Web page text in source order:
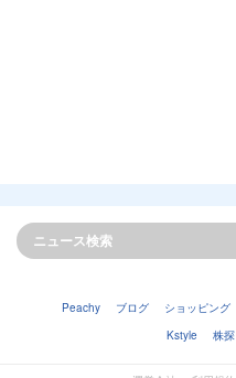
Peachy ブログ ショッピング
Kstyle
株探